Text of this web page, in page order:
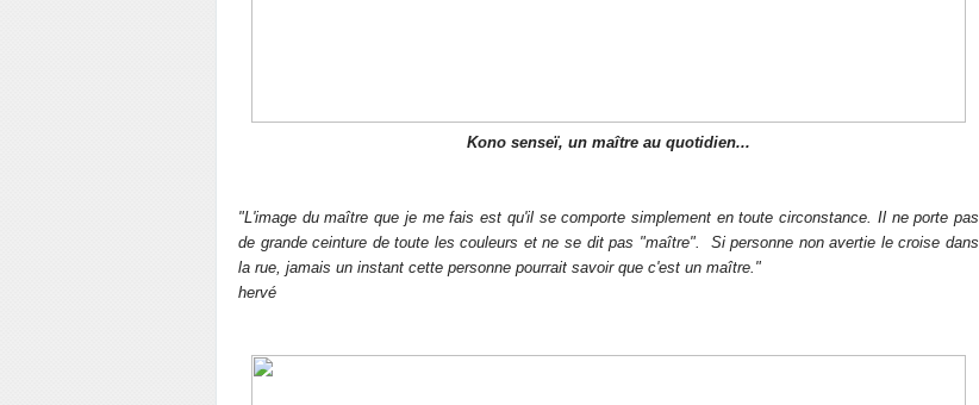
Kono senseï, un maître au quotidien...
"L'image du maître que je me fais est qu'il se comporte simplement en toute circonstance. Il ne porte pas
de grande ceinture de toute les couleurs et ne se dit pas "maître". Si personne non avertie le croise dans
la rue, jamais un instant cette personne pourrait savoir que c'est un maître."
hervé